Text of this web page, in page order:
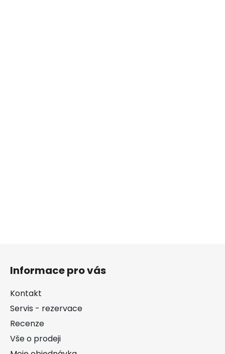
Informace pro vás
Kontakt
Servis - rezervace
Recenze
Vše o prodeji